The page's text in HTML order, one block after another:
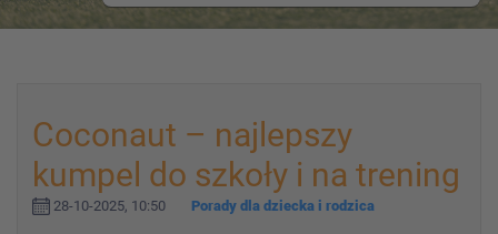
Coconaut – najlepszy
kumpel do szkoły i na trening
28-10-2025, 10:50 Porady dla dziecka i rodzica